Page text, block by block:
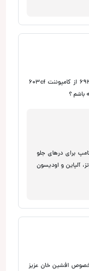
سلام . میخواستم بدونم که اگه در کنار 693m از کامپوننت 603cf
باشم ؟
برای درهای جلو
آلپاین و اودیسون
خصوص افشین خان عزیز